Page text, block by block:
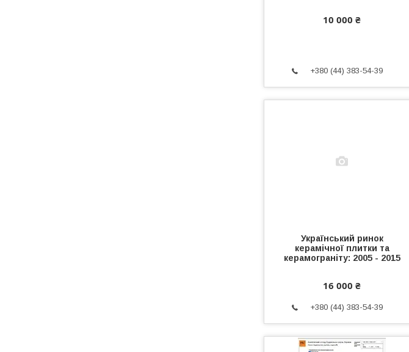
10 000 ₴
+380 (44) 383-54-39
Український ринок
керамічної плитки та
керамограніту: 2005 - 2015
16 000 ₴
+380 (44) 383-54-39